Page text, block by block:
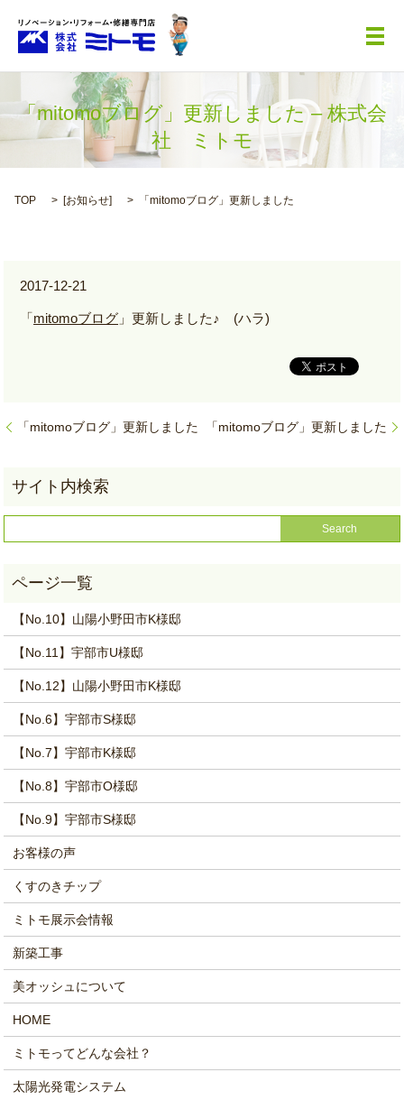
メ
「mitomoブログ」更新しました – 株式会
社 ミトモ
TOP [お知らせ] 「mitomoブログ」更新しました
2017-12-21
「mitomoブログ 」更新しました♪ (ハラ)
「mitomoブログ」更新しました 「mitomoブログ」更新しました
【No.10】山陽小野田市K様邸
【No.11】宇部市U様邸
【No.12】山陽小野田市K様邸
【No.6】宇部市S様邸
【No.7】宇部市K様邸
【No.8】宇部市O様邸
【No.9】宇部市S様邸
お客様の声
くすのきチップ
ミトモ展示会情報
新築工事
美オッシュについて
HOME
ミトモってどんな会社？
太陽光発電システム